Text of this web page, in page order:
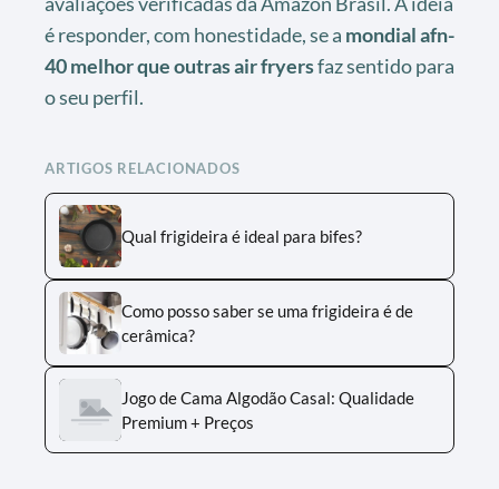
é responder, com honestidade, se a mondial afn-
40 melhor que outras air fryersfaz sentido para
o seu perfil.
ARTIGOS RELACIONADOS
Qual frigideira é ideal para bifes?
Como posso saber se uma frigideira é de
cerâmica?
Jogo de Cama Algodão Casal: Qualidade
Premium + Preços